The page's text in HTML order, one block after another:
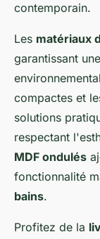
contemporain.
Les matériaux
garantissant
compactes et
solutions
respectant
MDF ondulés
fonctionnalité
bains.
Profitez de la